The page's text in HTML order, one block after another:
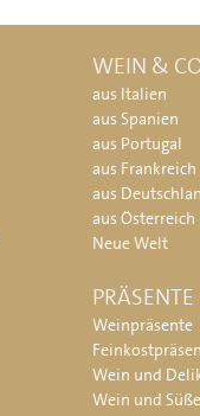
WEIN &
aus Italien
aus Spanien
aus Portugal
aus Frankreich
aus
aus Österreich
Neue Welt
PRÄSENTE
Weinpräsente
Wein und
Wein und